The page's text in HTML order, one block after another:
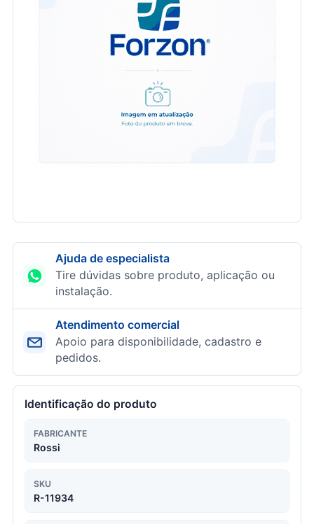
Ajuda de especialista
Tire dúvidas sobre produto, aplicação ou
instalação.
Atendimento comercial
Apoio para disponibilidade, cadastro e
pedidos.
Identificação do produto
FABRICANTE
Rossi
SKU
R-11934